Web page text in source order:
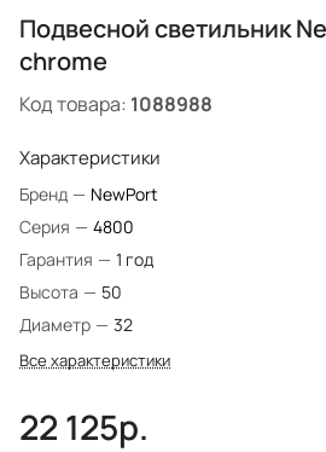
Подвесной светильник
chrome
Код товара: 1088988
Характеристики
Бренд — NewPort
Серия — 4800
Гарантия — 1 год
Высота — 50
Диаметр — 32
Все характеристики
22 125р.